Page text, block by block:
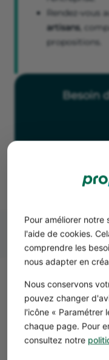
Pour améliorer notre
l'aide de cookies.
comprendre les
nous adapter en
Nous conservons
pouvez changer
l'icône « Paramétrer
chaque page. Pour
consultez notre
Rendez-vous
artisans,
propositions.
Besoin
Quelles
disponibles
Voici les principales
entreprises